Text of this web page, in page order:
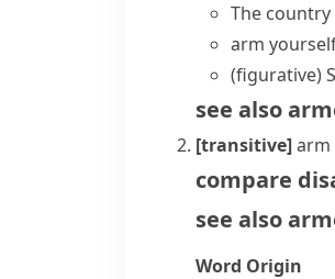
The
arm
(figurative)
see also
[transitive]arm
compare
see also
Word Origin